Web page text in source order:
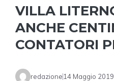
VILLA
ANCHE
CONTATORI
redazione 14 Maggio 2019